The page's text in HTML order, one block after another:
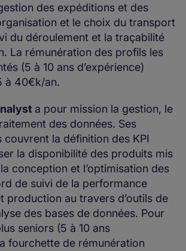
des expéditions et des
et le choix du transport
du déroulement et la traçabilité
La rémunération des profils les
(5 à 10 ans d’expérience)
à 40€k/an.
a pour mission la gestion, le
des données. Ses
couvrent la définition des KPI
la disponibilité des produits mis
conception et l’optimisation des
de suivi de la performance
production au travers d’outils de
des bases de données. Pour
seniors (5 à 10 ans
fourchette de rémunération